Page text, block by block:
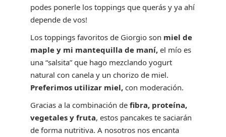
podes ponerle los toppings que querás y ya ahí
depende de vos!
Los toppings favoritos de Giorgio son miel de
maple y mi mantequilla de maní, el mío es
una “salsita” que hago mezclando yogurt
natural con canela y un chorizo de miel.
Preferimos utilizar miel, con moderación.
Gracias a la combinación de fibra, proteína,
vegetales y fruta, estos pancakes te saciarán
de forma nutritiva. A nosotros nos encanta